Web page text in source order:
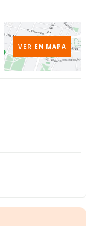
VER EN MAPA